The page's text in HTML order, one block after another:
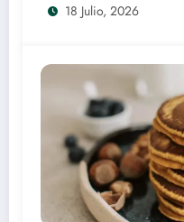
18 Julio, 2026